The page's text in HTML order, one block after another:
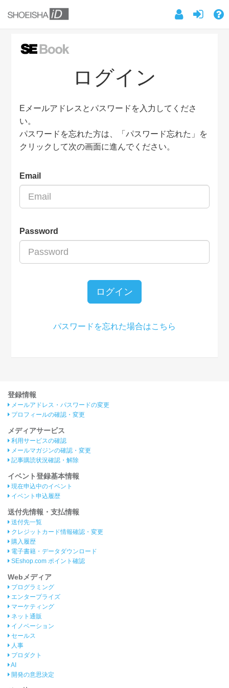
ログイン
Eメールアドレスとパスワードを入力してくださ
い。
パスワードを忘れた方は、「パスワード忘れた」を
クリックして次の画面に進んでください。
Email
Password
ログイン
パスワードを忘れた場合はこちら
登録情報
メールアドレス・パスワードの変更
プロフィールの確認・変更
メディアサービス
利用サービスの確認
メールマガジンの確認・変更
記事購読状況確認・解除
イベント登録基本情報
現在申込中のイベント
イベント申込履歴
送付先情報・支払情報
送付先一覧
クレジットカード情報確認・変更
購入履歴
電子書籍・データダウンロード
SEshop.com ポイント確認
Webメディア
プログラミング
エンタープライズ
マーケティング
ネット通販
イノベーション
セールス
人事
プロダクト
AI
開発の意思決定